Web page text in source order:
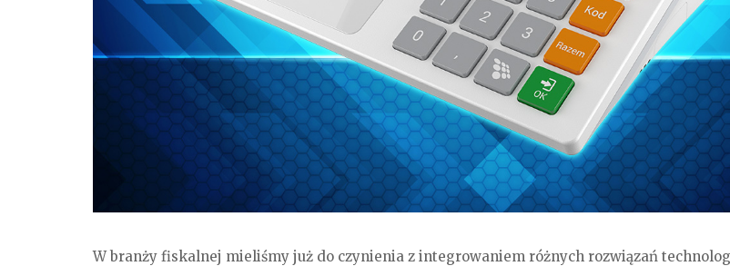
W branży fiskalnej mieliśmy już do czynienia z integrowaniem różnych rozwiązań